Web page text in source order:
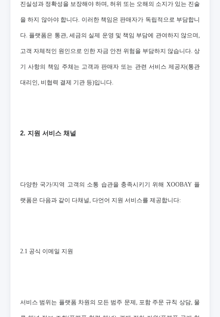
진실성과 정확성을 보장해야 하며, 허위 또는 오해의 소지가 있는 진술
을 하지 않아야 합니다. 이러한 책임은 판매자가 독립적으로 부담합니
다. 플랫폼은 통관, 세금의 실제 운영 및 책임 부담에 관여하지 않으며,
고객 자체적인 원인으로 인한 자금 안전 위험을 부담하지 않습니다. 상
기 사항의 책임 주체는 고객과 판매자 또는 관련 서비스 제공자(통관
대리인, 비협력 결제 기관 등)입니다.
2. 지원 서비스 채널
다양한 국가/지역 고객의 소통 습관을 충족시키기 위해 XOOBAY 플
랫폼은 다음과 같이 다채널, 다언어 지원 서비스를 제공합니다:
2.1 공식 이메일 지원
서비스 범위는 플랫폼 차원의 모든 범주 문제, 포함 주문 규칙 상담, 물